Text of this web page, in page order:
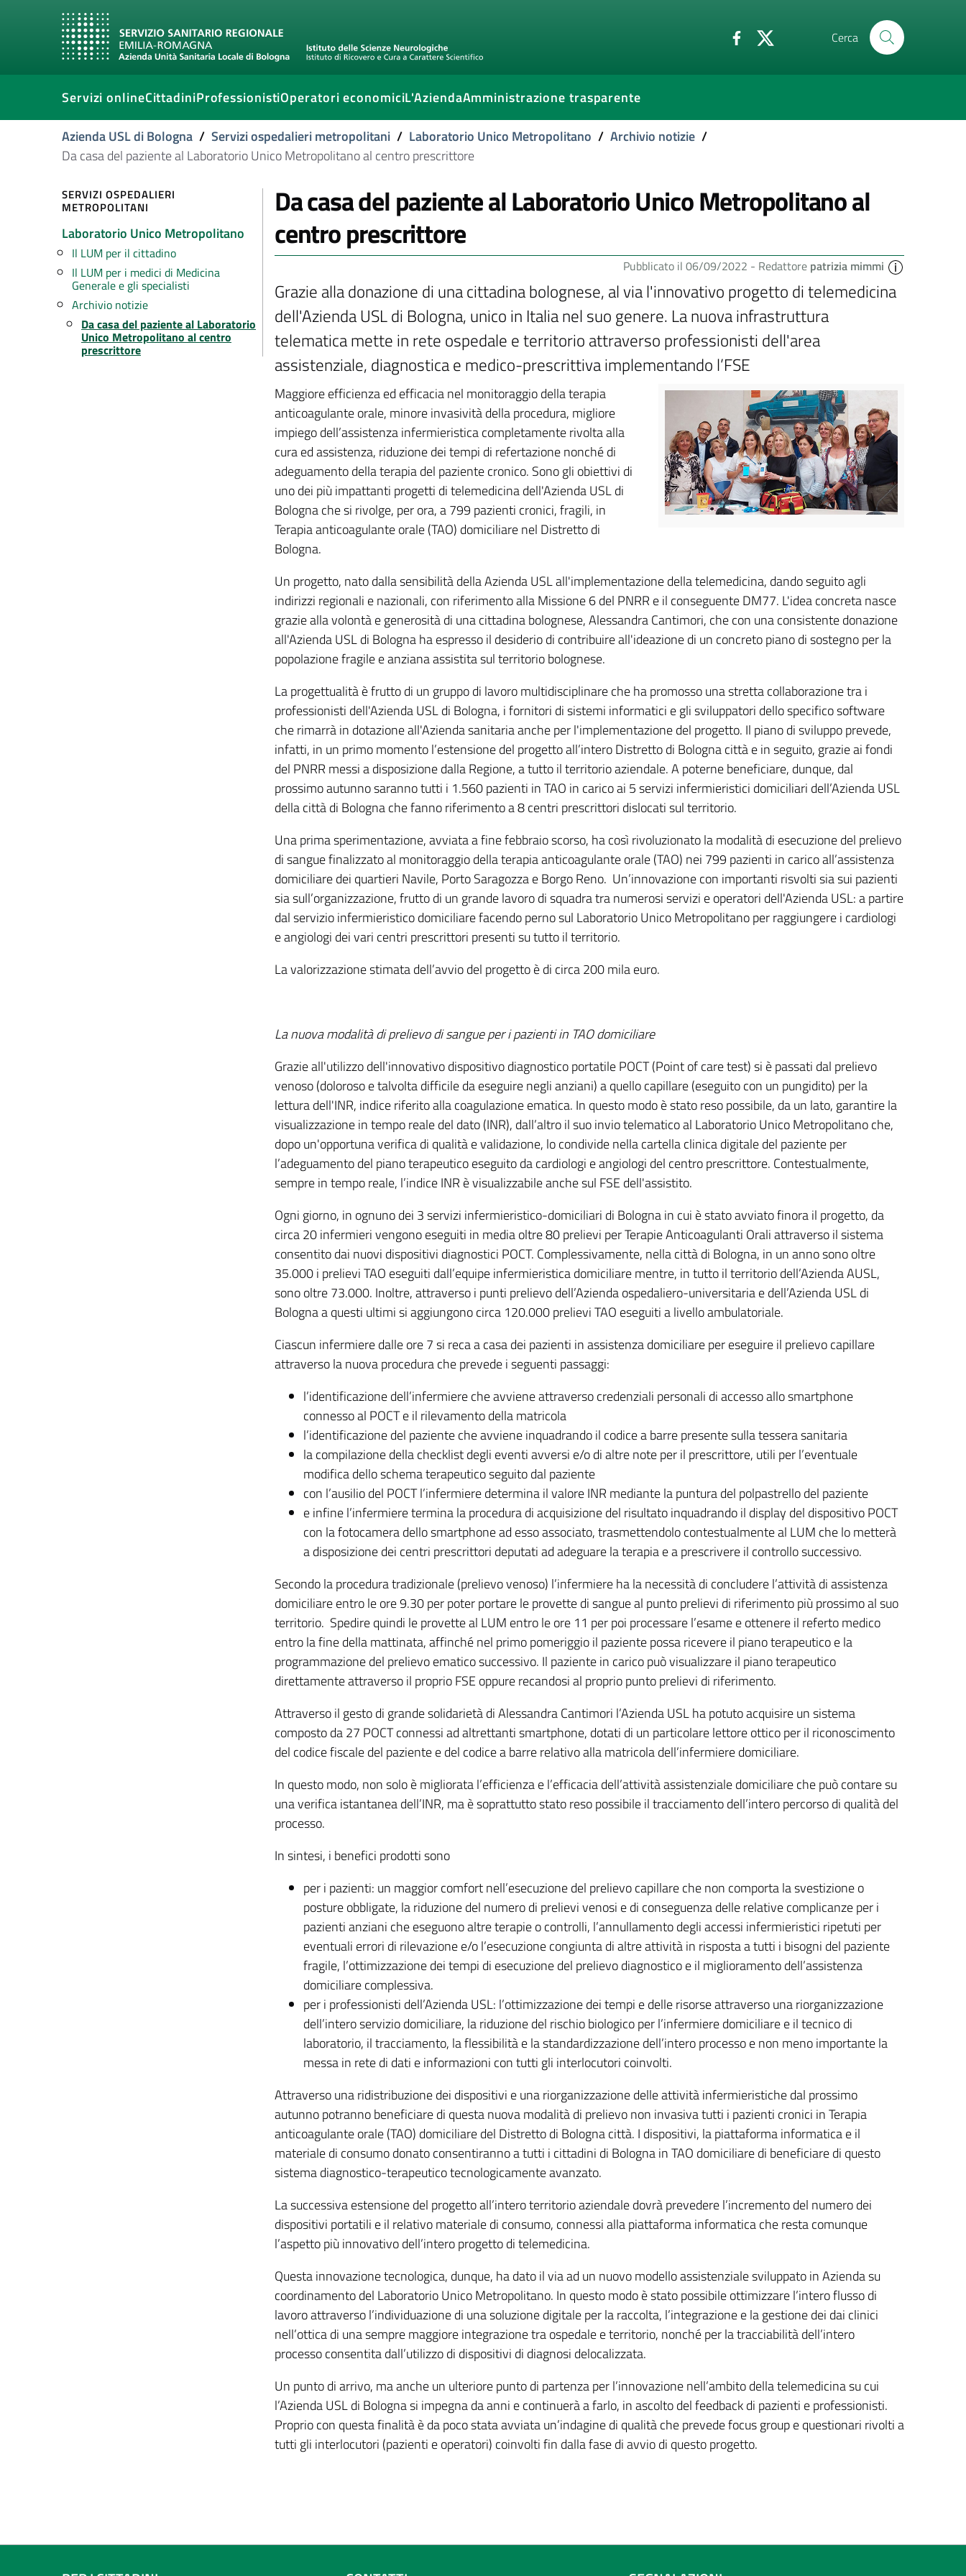
Cerca
Servizi onlineCittadiniProfessionistiOperatori economiciL'AziendaAmministrazione trasparente
Azienda USL di Bologna / Servizi ospedalieri metropolitani / Laboratorio Unico Metropolitano / Archivio notizie /
Da casa del paziente al Laboratorio Unico Metropolitano al centro prescrittore
SERVIZI OSPEDALIERI
METROPOLITANI
Laboratorio Unico Metropolitano
Il LUM per il cittadino
Il LUM per i medici di Medicina
Generale e gli specialisti
Archivio notizie
Da casa del paziente al Laboratorio
Unico Metropolitano al centro
prescrittore
Da casa del paziente al Laboratorio Unico Metropolitano al
centro prescrittore
Pubblicato il 06/09/2022 - Redattore patrizia mimmi
Grazie alla donazione di una cittadina bolognese, al via l'innovativo progetto di telemedicina
dell'Azienda USL di Bologna, unico in Italia nel suo genere. La nuova infrastruttura
telematica mette in rete ospedale e territorio attraverso professionisti dell'area
assistenziale, diagnostica e medico-prescrittiva implementando l’FSE
Maggiore efficienza ed efficacia nel monitoraggio della terapia
anticoagulante orale, minore invasività della procedura, migliore
impiego dell’assistenza infermieristica completamente rivolta alla
cura ed assistenza, riduzione dei tempi di refertazione nonché di
adeguamento della terapia del paziente cronico. Sono gli obiettivi di
uno dei più impattanti progetti di telemedicina dell'Azienda USL di
Bologna che si rivolge, per ora, a 799 pazienti cronici, fragili, in
Terapia anticoagulante orale (TAO) domiciliare nel Distretto di
Bologna.
Un progetto, nato dalla sensibilità della Azienda USL all'implementazione della telemedicina, dando seguito agli
indirizzi regionali e nazionali, con riferimento alla Missione 6 del PNRR e il conseguente DM77. L'idea concreta nasce
grazie alla volontà e generosità di una cittadina bolognese, Alessandra Cantimori, che con una consistente donazione
all'Azienda USL di Bologna ha espresso il desiderio di contribuire all'ideazione di un concreto piano di sostegno per la
popolazione fragile e anziana assistita sul territorio bolognese.
La progettualità è frutto di un gruppo di lavoro multidisciplinare che ha promosso una stretta collaborazione tra i
professionisti dell'Azienda USL di Bologna, i fornitori di sistemi informatici e gli sviluppatori dello specifico software
che rimarrà in dotazione all'Azienda sanitaria anche per l'implementazione del progetto. Il piano di sviluppo prevede,
infatti, in un primo momento l’estensione del progetto all’intero Distretto di Bologna città e in seguito, grazie ai fondi
del PNRR messi a disposizione dalla Regione, a tutto il territorio aziendale. A poterne beneficiare, dunque, dal
prossimo autunno saranno tutti i 1.560 pazienti in TAO in carico ai 5 servizi infermieristici domiciliari dell’Azienda USL
della città di Bologna che fanno riferimento a 8 centri prescrittori dislocati sul territorio.
Una prima sperimentazione, avviata a finefebbraioscorso, ha così rivoluzionato la modalità di esecuzione del prelievo
di sangue finalizzato al monitoraggio della terapia anticoagulante orale (TAO) nei 799 pazienti in carico all’assistenza
domiciliare dei quartieri Navile, Porto Saragozza e Borgo Reno. Un’innovazione con importanti risvolti sia sui pazienti
sia sull’organizzazione, frutto di un grande lavoro di squadra tra numerosi servizi e operatori dell'Azienda USL: a partire
dal servizio infermieristico domiciliare facendo perno sul Laboratorio Unico Metropolitano per raggiungere i cardiologi
e angiologi dei vari centri prescrittori presenti su tutto il territorio.
La valorizzazione stimata dell’avvio del progetto è di circa 200 mila euro.
La nuova modalità di prelievo di sangue per i pazienti in TAO domiciliare
Grazie all'utilizzo dell'innovativo dispositivo diagnostico portatile POCT (Point of care test) si è passati dal prelievo
venoso (doloroso e talvolta difficile da eseguire negli anziani) a quello capillare (eseguito con un pungidito) per la
lettura dell'INR, indice riferito alla coagulazione ematica. In questo modo è stato reso possibile, da un lato, garantire la
visualizzazione in tempo reale del dato (INR), dall’altro il suo invio telematico al Laboratorio Unico Metropolitano che,
dopo un'opportuna verifica di qualità e validazione, lo condivide nella cartella clinica digitale del paziente per
l’adeguamento del piano terapeutico eseguito da cardiologi e angiologi del centro prescrittore. Contestualmente,
sempre in tempo reale, l’indice INR è visualizzabile anche sul FSE dell'assistito.
Ogni giorno, in ognuno dei 3 servizi infermieristico-domiciliari di Bologna in cui è stato avviato finora il progetto, da
circa 20 infermieri vengono eseguiti in media oltre 80 prelievi per Terapie Anticoagulanti Orali attraverso il sistema
consentito dai nuovi dispositivi diagnostici POCT. Complessivamente, nella città di Bologna, in un anno sono oltre
35.000 i prelievi TAO eseguiti dall’equipe infermieristica domiciliare mentre, in tutto il territorio dell’Azienda AUSL,
sono oltre 73.000. Inoltre, attraverso i punti prelievo dell’Azienda ospedaliero-universitaria e dell’Azienda USL di
Bologna a questi ultimi si aggiungono circa 120.000 prelievi TAO eseguiti a livello ambulatoriale.
Ciascun infermiere dalle ore 7 si reca a casa dei pazienti in assistenza domiciliare per eseguire il prelievo capillare
attraverso la nuova procedura che prevede i seguenti passaggi:
l’identificazione dell’infermiere che avviene attraverso credenziali personali di accesso allo smartphone
connesso al POCT e il rilevamento della matricola
l’identificazione del paziente che avviene inquadrando il codice a barre presente sulla tessera sanitaria
la compilazione della checklist degli eventi avversi e/o di altre note per il prescrittore, utili per l’eventuale
modifica dello schema terapeutico seguito dal paziente
con l’ausilio del POCT l’infermiere determina il valore INR mediante la puntura del polpastrello del paziente
e infine l’infermiere termina la procedura di acquisizione del risultato inquadrando il display del dispositivo POCT
con la fotocamera dello smartphone ad esso associato, trasmettendolo contestualmente al LUM che lo metterà
a disposizione dei centri prescrittori deputati ad adeguare la terapia e a prescrivere il controllo successivo.
Secondo la procedura tradizionale (prelievo venoso) l’infermiere ha la necessità di concludere l’attività di assistenza
domiciliare entro le ore 9.30 per poter portare le provette di sangue al punto prelievi di riferimento più prossimo al suo
territorio. Spedire quindi le provette al LUM entro le ore 11 per poi processare l’esame e ottenere il referto medico
entro la fine della mattinata, affinché nel primo pomeriggio il paziente possa ricevere il piano terapeutico e la
programmazione del prelievo ematico successivo. Il paziente in carico può visualizzare il piano terapeutico
direttamente attraverso il proprio FSE oppure recandosi al proprio punto prelievi di riferimento.
Attraverso il gesto di grande solidarietà di Alessandra Cantimori l’Azienda USL ha potuto acquisire un sistema
composto da 27 POCT connessi ad altrettanti smartphone, dotati di un particolare lettore ottico per il riconoscimento
del codice fiscale del paziente e del codice a barre relativo alla matricola dell’infermiere domiciliare.
In questo modo, non solo è migliorata l’efficienza e l’efficacia dell’attività assistenziale domiciliare che può contare su
una verifica istantanea dell’INR, ma è soprattutto stato reso possibile il tracciamento dell’intero percorso di qualità del
processo.
In sintesi, i benefici prodotti sono
per i pazienti: un maggior comfort nell’esecuzione del prelievo capillare che non comporta la svestizione o
posture obbligate, la riduzione del numero di prelievi venosi e di conseguenza delle relative complicanze per i
pazienti anziani che eseguono altre terapie o controlli, l’annullamento degli accessi infermieristici ripetuti per
eventuali errori di rilevazione e/o l’esecuzione congiunta di altre attività in risposta a tutti i bisogni del paziente
fragile, l’ottimizzazione dei tempi di esecuzione del prelievo diagnostico e il miglioramento dell’assistenza
domiciliare complessiva.
per i professionisti dell’Azienda USL: l’ottimizzazione dei tempi e delle risorse attraverso una riorganizzazione
dell’intero servizio domiciliare, la riduzione del rischio biologico per l’infermiere domiciliare e il tecnico di
laboratorio, il tracciamento, la flessibilità e la standardizzazione dell’intero processo e non meno importante la
messa in rete di dati e informazioni con tutti gli interlocutori coinvolti.
Attraverso una ridistribuzione dei dispositivi e una riorganizzazione delle attività infermieristiche dal prossimo
autunno potranno beneficiare di questa nuova modalità di prelievo non invasiva tutti i pazienti cronici in Terapia
anticoagulante orale (TAO) domiciliare del Distretto di Bologna città. I dispositivi, la piattaforma informatica e il
materiale di consumo donato consentiranno a tutti i cittadini di Bologna in TAO domiciliare di beneficiare di questo
sistema diagnostico-terapeutico tecnologicamente avanzato.
La successiva estensione del progetto all’intero territorio aziendale dovrà prevedere l’incremento del numero dei
dispositivi portatili e il relativo materiale di consumo, connessi alla piattaforma informatica che resta comunque
l’aspetto più innovativo dell’intero progetto di telemedicina.
Questa innovazione tecnologica, dunque, ha dato il via ad un nuovo modello assistenziale sviluppato in Azienda su
coordinamento del Laboratorio Unico Metropolitano. In questo modo è stato possibile ottimizzare l’intero flusso di
lavoro attraverso l’individuazione di una soluzione digitale per la raccolta, l’integrazione e la gestione dei dai clinici
nell’ottica di una sempre maggiore integrazione tra ospedale e territorio, nonché per la tracciabilità dell’intero
processo consentita dall’utilizzo di dispositivi di diagnosi delocalizzata.
Un punto di arrivo, ma anche un ulteriore punto di partenza per l’innovazione nell’ambito della telemedicina su cui
l’Azienda USL di Bologna si impegna da anni e continuerà a farlo, in ascolto del feedback di pazienti e professionisti.
Proprio con questa finalità è da poco stata avviata un’indagine di qualità che prevede focus group e questionari rivolti a
tutti gli interlocutori (pazienti e operatori) coinvolti fin dalla fase di avvio di questo progetto.